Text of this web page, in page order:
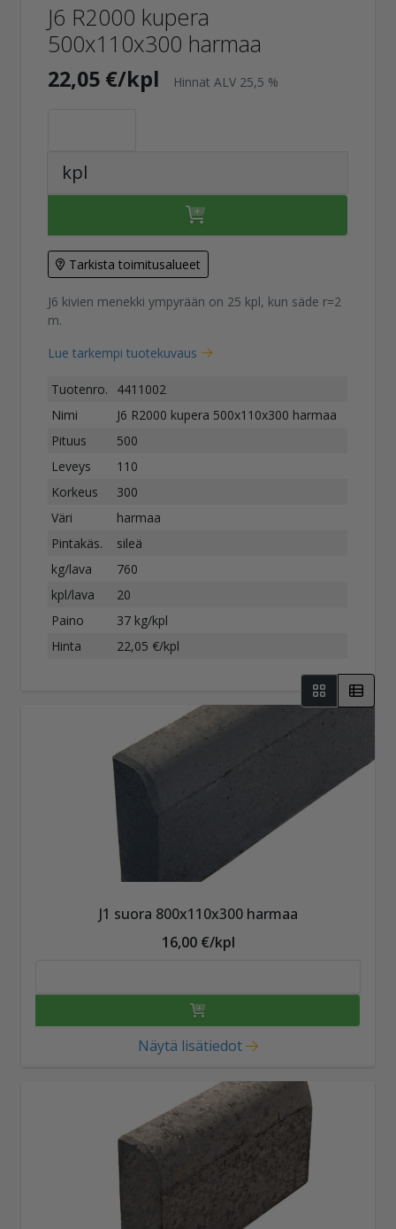
J6 R2000 kupera
500x110x300 harmaa
22,05 €/kpl Hinnat ALV 25,5 %
kpl
Tarkista toimitusalueet
J6 kivien menekki ympyrään on 25 kpl, kun säde r=2
m.
Lue tarkempi tuotekuvaus
Tuotenro.
4411002
Nimi
J6 R2000 kupera 500x110x300 harmaa
Pituus
500
Leveys
110
Korkeus
300
Väri
harmaa
Pintakäs.
sileä
kg/lava
760
kpl/lava
20
Paino
37 kg/kpl
Hinta
22,05 €/kpl
J1 suora 800x110x300 harmaa
16,00 €/kpl
Näytä lisätiedot